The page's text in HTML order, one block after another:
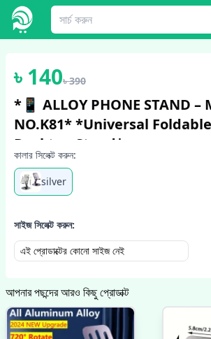
৳ 140৳390
*📱 ALLOY PHONE STAND –
NO.K81* *Universal Foldable Phone
Desktop Stand*
কালার সিলেক্ট করুন:
silver
সাইজ সিলেক্ট করুন:
এই প্রোডাক্টের কোনো সাইজ নেই
আপনার পছন্দের আরও কিছু প্রোডাক্ট